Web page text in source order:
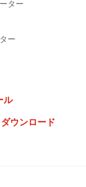
ター
ー
ル
ダウンロード